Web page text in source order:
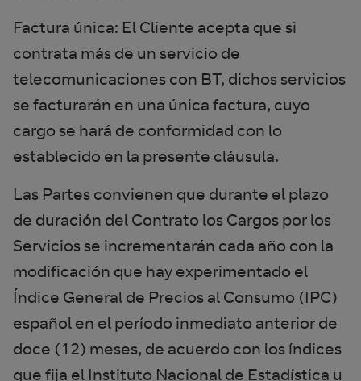
Factura única: El Cliente acepta que si
contrata más de un servicio de
telecomunicaciones con BT, dichos servicios
se facturarán en una única factura, cuyo
cargo se hará de conformidad con lo
establecido en la presente cláusula.
Las Partes convienen que durante el plazo
de duración del Contrato los Cargos por los
Servicios se incrementarán cada año con la
modificación que hay experimentado el
Índice General de Precios al Consumo (IPC)
español en el período inmediato anterior de
doce (12) meses, de acuerdo con los índices
que fija el Instituto Nacional de Estadística u